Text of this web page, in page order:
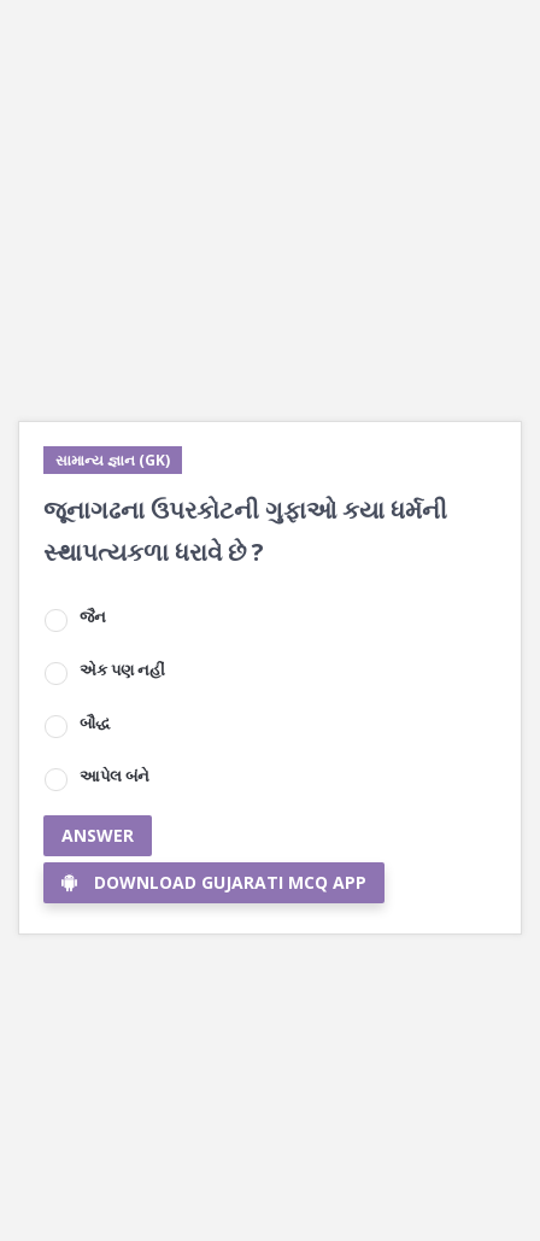
સામાન્ય જ્ઞાન (GK)
જૂનાગઢના ઉપરકોટની ગુફાઓ કયા ધર્મની
સ્થાપત્યકળા ધરાવે છે ?
જૈન
એક પણ નહીં
બૌદ્ધ
આપેલ બંને
ANSWER
DOWNLOAD GUJARATI MCQ APP